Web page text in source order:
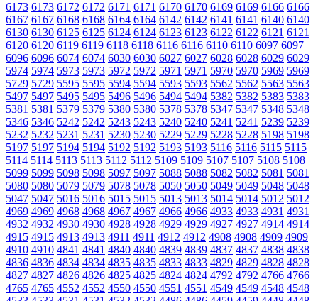
6173 6173 6172 6172 6171 6171 6170 6170 6169 6169 6166 6166
6167 6167 6168 6168 6164 6164 6142 6142 6141 6141 6140 6140
6130 6130 6125 6125 6124 6124 6123 6123 6122 6122 6121 6121
6120 6120 6119 6119 6118 6118 6116 6116 6110 6110 6097 6097
6096 6096 6074 6074 6030 6030 6027 6027 6028 6028 6029 6029
5974 5974 5973 5973 5972 5972 5971 5971 5970 5970 5969 5969
5729 5729 5595 5595 5594 5594 5593 5593 5562 5562 5563 5563
5497 5497 5495 5495 5496 5496 5494 5494 5382 5382 5383 5383
5381 5381 5379 5379 5380 5380 5378 5378 5347 5347 5348 5348
5346 5346 5242 5242 5243 5243 5240 5240 5241 5241 5239 5239
5232 5232 5231 5231 5230 5230 5229 5229 5228 5228 5198 5198
5197 5197 5194 5194 5192 5192 5193 5193 5116 5116 5115 5115
5114 5114 5113 5113 5112 5112 5109 5109 5107 5107 5108 5108
5099 5099 5098 5098 5097 5097 5088 5088 5082 5082 5081 5081
5080 5080 5079 5079 5078 5078 5050 5050 5049 5049 5048 5048
5047 5047 5016 5016 5015 5015 5013 5013 5014 5014 5012 5012
4969 4969 4968 4968 4967 4967 4966 4966 4933 4933 4931 4931
4932 4932 4930 4930 4928 4928 4929 4929 4927 4927 4914 4914
4915 4915 4913 4913 4911 4911 4912 4912 4908 4908 4909 4909
4910 4910 4841 4841 4840 4840 4839 4839 4837 4837 4838 4838
4836 4836 4834 4834 4835 4835 4833 4833 4829 4829 4828 4828
4827 4827 4826 4826 4825 4825 4824 4824 4792 4792 4766 4766
4765 4765 4552 4552 4550 4550 4551 4551 4549 4549 4548 4548